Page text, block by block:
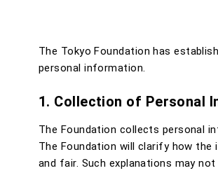
The Tokyo Foundation has
personal information.
1. Collection of Personal
The Foundation collects personal
The Foundation will clarify how
and fair. Such explanations may